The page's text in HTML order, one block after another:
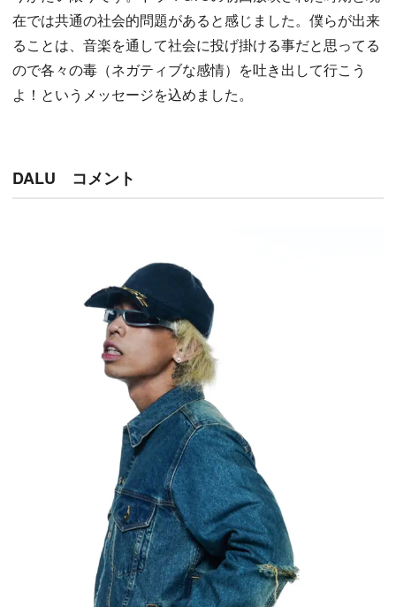
在では共通の社会的問題があると感じました。僕らが出来
ることは、音楽を通して社会に投げ掛ける事だと思ってる
ので各々の毒（ネガティブな感情）を吐き出して行こう
よ！というメッセージを込めました。
DALU コメント